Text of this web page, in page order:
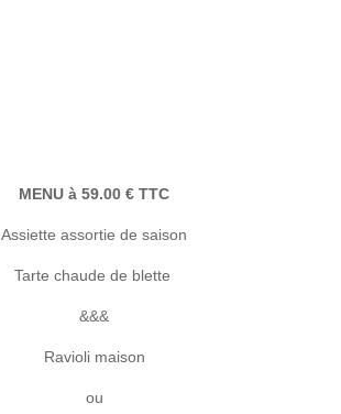
MENU à 59.00 € TTC
Assiette assortie de saison
Tarte chaude de blette
&&&
Ravioli maison
ou